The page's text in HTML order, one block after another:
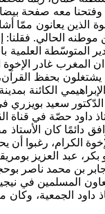
معه صفحة
الذين يعانون
موطنه الحالي.
المتوسّطة
المغرب غادر
يشتغلون بحفظ
الكائنة
الدّكتور سعيد
داود حصّة في قناة
دائمًا كان
الكرام، رغبوا
بكر، عبد العزيز
بن محمد ناصر
المسلمين في
داود